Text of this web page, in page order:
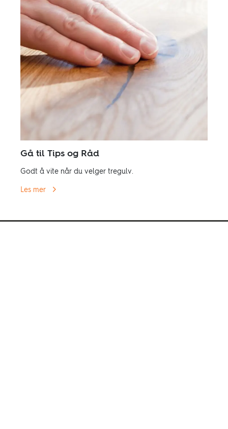
Gå til Tips og Råd
Godt å vite når du velger tregulv.
Les mer